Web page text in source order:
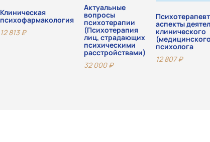
Клиническая
психофармакология
12 813₽
Актуальные
вопросы
психотерапии
(Психотерапия
лиц, страдающих
психическими
расстройствами)
32 000₽
аспекты
клинического
психолога
12 807₽